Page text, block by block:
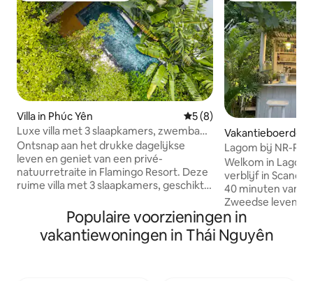
Villa in Phúc Yên Gemiddelde beoordeling
5 (8)
Luxe villa met 3 slaapkamers, zwembad,
tuin en badkuip in Flamingo
Ontsnap aan het drukke dagelijkse
leven en geniet van een privé-
natuurretraite in Flamingo Resort. Deze
ruime villa met 3 slaapkamers, geschikt
gezinnen en vriendengroepen. Geniet
van een privézwembad, een
karaokehoek, een biljarttafel, een
Vakantieboerderij
Lagom bij NR-
Garden House
Welkom in
verblijf in
40 minuten van Hanoi.
Zweedse
wanneer genoeg
gevormd tijdens
leven. Lagom is
Populaire voorzieningen in
vakantiewoningen in Thái Nguyên